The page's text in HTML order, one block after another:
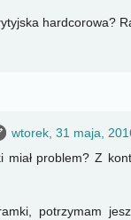
hardcorowa?
wtorek, 31 maja,
miał problem? Z
potrzymam